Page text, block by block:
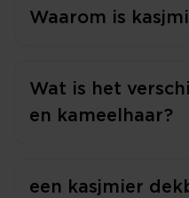
Waarom is
Wat is het
en kameelhaar?
een kasjmier